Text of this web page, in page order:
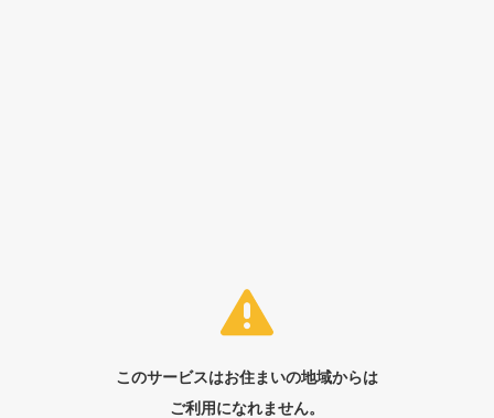
このサービスはお住まいの地域からは
ご利用になれません。